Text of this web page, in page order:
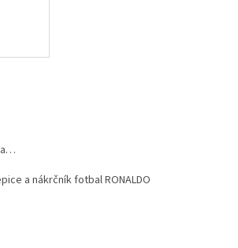
a nákrčník fotbal RONALDO